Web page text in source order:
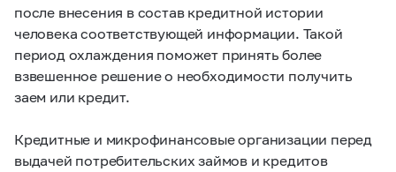
после внесения в состав кредитной истории
человека соответствующей информации. Такой
период охлаждения поможет принять более
взвешенное решение о необходимости получить
заем или кредит.
Кредитные и микрофинансовые организации перед
выдачей потребительских займов и кредитов